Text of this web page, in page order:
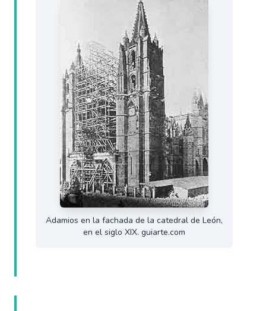
Adamios en la fachada de la catedral de León,
en el siglo XIX. guiarte.com